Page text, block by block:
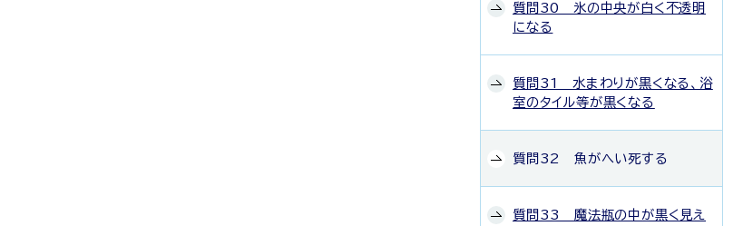
質問30 氷の中央が白く不透明
になる
質問31 水まわりが黒くなる、浴
室のタイル等が黒くなる
質問32 魚がへい死する
質問33 魔法瓶の中が黒く見え